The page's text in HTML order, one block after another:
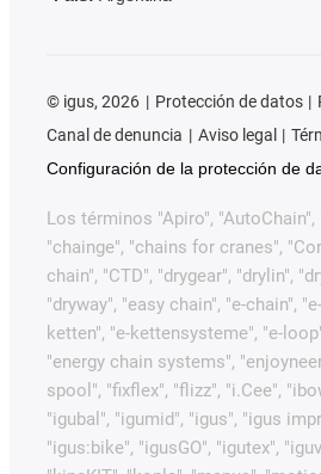
© igus, 2026 Protección de datos
Canal de denuncia
Aviso legal
Configuración de la protección de
Los términos "Apiro", "AutoChain",
"chainge", "chains for cranes",
chain", "CTD", "drygear", "drylin",
"dryway", "easy chain", "e-chain",
ketten", "e-kettensysteme", "e-
"energy chain systems",
spool", "fixflex", "flizz", "i.Cee",
"igubal", "igumid", "igus", "igus
"igus:bike", "igusGO", "igutex",